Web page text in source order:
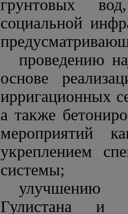
грунтовых
социальной
проведению
основе
ирригационных
а также
мероприятий
укреплением
системы;
улучшению
Гулистана и